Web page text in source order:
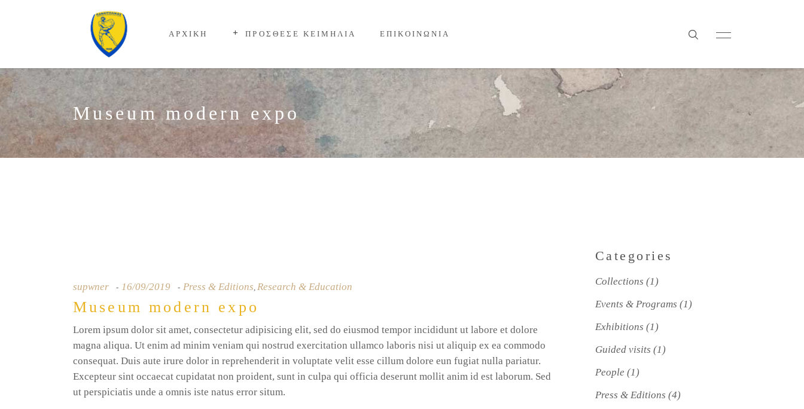
ΑΡΧΙΚΗ ΠΡΟΣΘΕΣΕ ΚΕΙΜΗΛΙΑ ΕΠΙΚΟΙΝΩΝΙΑ
Museum modern expo
supwner 16/09/2019 Press & Editions, Research & Education
Museum modern expo
Lorem ipsum dolor sit amet, consectetur adipisicing elit, sed do eiusmod tempor incididunt ut labore et dolore
magna aliqua. Ut enim ad minim veniam qui nostrud exercitation ullamco laboris nisi ut aliquip ex ea commodo
consequat. Duis aute irure dolor in reprehenderit in voluptate velit esse cillum dolore eun fugiat nulla pariatur.
Excepteur sint occaecat cupidatat non proident, sunt in culpa qui officia deserunt mollit anim id est laborum. Sed
ut perspiciatis unde a omnis iste natus error situm.
Categories
Collections (1)
Events & Programs (1)
Exhibitions (1)
Guided visits (1)
People (1)
Press & Editions (4)